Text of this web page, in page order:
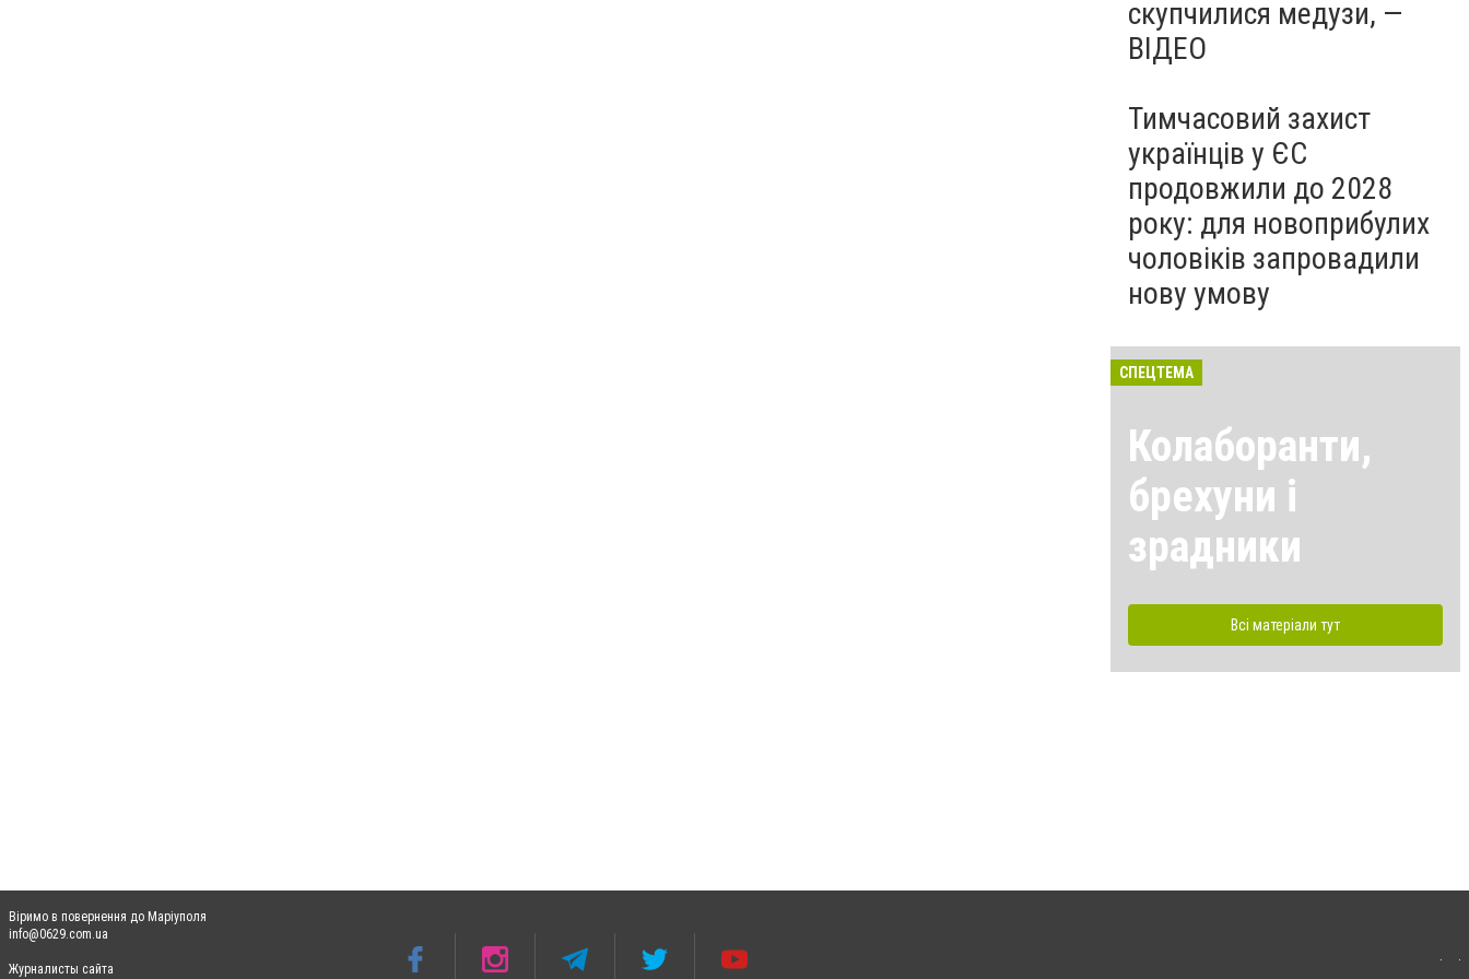
скупчилися медузи, —
ВІДЕО
Тимчасовий захист
українців у ЄС
продовжили до 2028
року: для новоприбулих
чоловіків запровадили
нову умову
СПЕЦТЕМА
Колаборанти,
брехуни і
зрадники
Всі матеріали тут
Віримо в повернення до Маріуполя
info@0629.com.ua
Журналисты сайта